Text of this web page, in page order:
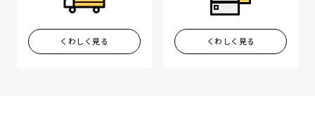
くわしく見る くわしく見る